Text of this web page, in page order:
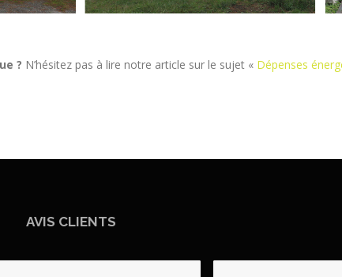
? N’hésitez pas à lire notre article sur le sujet « Dépenses
AVIS CLIENTS